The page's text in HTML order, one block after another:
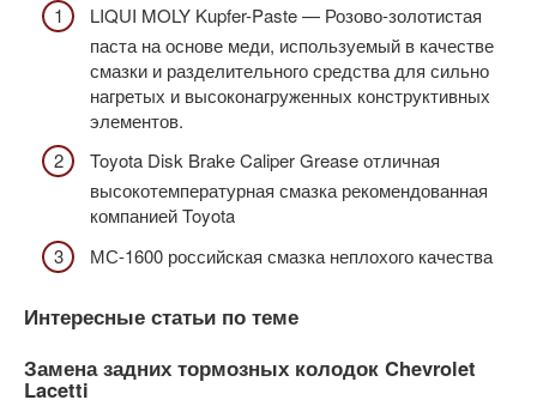
LIQUI MOLY Kupfer-Paste — Розово-золотистая
паста на основе меди, используемый в качестве
смазки и разделительного средства для сильно
нагретых и высоконагруженных конструктивных
элементов.
Toyota Disk Brake Caliper Grease отличная
высокотемпературная смазка рекомендованная
компанией Toyota
МС-1600 российская смазка неплохого качества
Интересные статьи по теме
Замена задних тормозных колодок Chevrolet
Lacetti